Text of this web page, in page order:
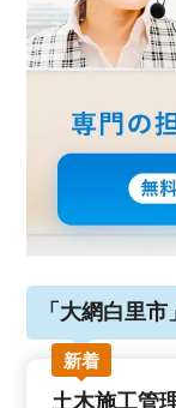
「大網白里
新着
土木施工管